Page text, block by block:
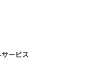
ービス